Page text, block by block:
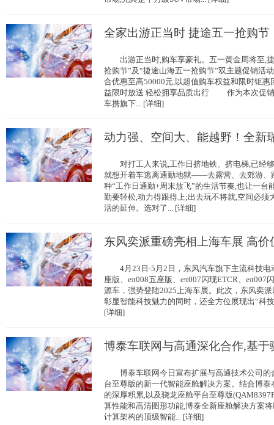
全家出游正当时 捷途五一抢购节
出游正当时,购车享豪礼。五一黄金周将至,捷
抢购节”及“捷途山海五一抢购节”双主题促销活
合优惠至高50000元,以超值购车权益和限时
益限时放送 轻松拥享品质出行 作为本次促销
车携旗下... [详细]
动力强、空间大、能越野！全新
对打工人来说,工作日挤地铁、挤电梯,已经
就想开着车逃离通勤地狱——去露营、去郊游、
种“工作日通勤+周末放飞”的生活节奏,也让一台
勤要轻松,动力得跟得上;出去玩不将就,空间必须
活的延伸。选对了... [详细]
东风奕派重磅亮相上海车展 高价
4月23日-5月2日，东风汽车旗下主流科技电
座版、eπ008五座版、eπ007闪现ETCR、eπ007
源车，强势登陆2025上海车展。此次，东风奕
彰显智能科技魅力的同时，还全方位展现出“科
[详细]
博泰车联网与高通深化合作,基于
博泰车联网今日宣布扩展与高通技术公司的
台至尊版的新一代智能座舱解决方案。结合博
的深厚积累,以及骁龙座舱平台至尊版
算性能和高清图形功能,博泰全新座舱解决方案
计算架构的顶级智能... [详细]